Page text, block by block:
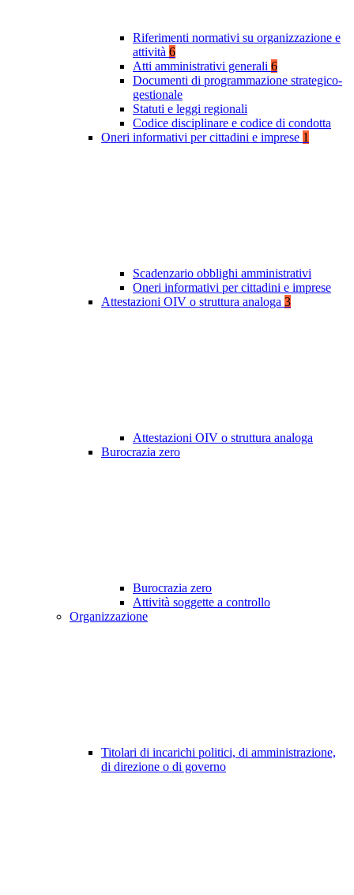
Riferimenti normativi su organizzazione e
attività 6
Atti amministrativi generali 6
Documenti di programmazione strategico-
gestionale
Statuti e leggi regionali
Codice disciplinare e codice di condotta
Oneri informativi per cittadini e imprese 1
Scadenzario obblighi amministrativi
Oneri informativi per cittadini e imprese
Attestazioni OIV o struttura analoga 3
Attestazioni OIV o struttura analoga
Burocrazia zero
Burocrazia zero
Attività soggette a controllo
Organizzazione
Titolari di incarichi politici, di amministrazione,
di direzione o di governo